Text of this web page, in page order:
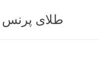
طلای پرنس